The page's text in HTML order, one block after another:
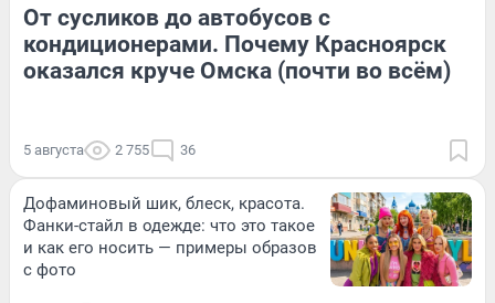
От сусликов до автобусов с
кондиционерами. Почему Красноярск
оказался круче Омска (почти во всём)
5 августа 2 755 36
Дофаминовый шик, блеск, красота.
Фанки-стайл в одежде: что это такое
и как его носить — примеры образов
с фото